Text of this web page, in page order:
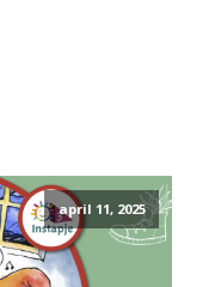
april 11, 2025